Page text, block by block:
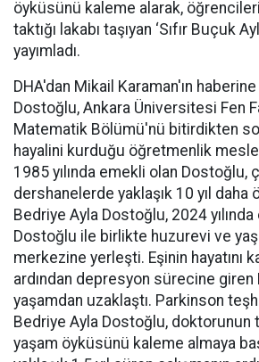
öyküsünü kaleme alarak,
taktığı lakabı taşıyan ‘Sıfır Buçuk
yayımladı.
DHA'dan Mikail Karaman'ın
Dostoğlu, Ankara Üniversitesi Fen
Matematik Bölümü'nü bitirdikten
hayalini kurduğu öğretmenlik
1985 yılında emekli olan Dostoğlu,
dershanelerde yaklaşık 10 yıl daha
Bedriye Ayla Dostoğlu, 2024
Dostoğlu ile birlikte huzurevi ve
merkezine yerleşti. Eşinin hayatını
ardından depresyon sürecine giren
yaşamdan uzaklaştı. Parkinson
Bedriye Ayla Dostoğlu, doktorunun
yaşam öyküsünü kaleme almaya